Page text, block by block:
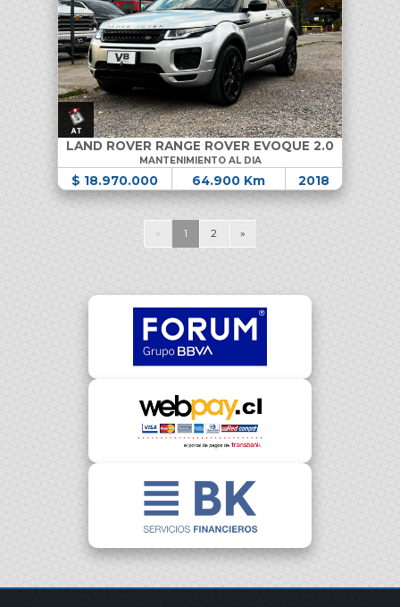
LAND ROVER RANGE ROVER EVOQUE 2.0
MANTENIMIENTO AL DIA
$ 18.970.000 64.900 Km 2018
« 1 2 »